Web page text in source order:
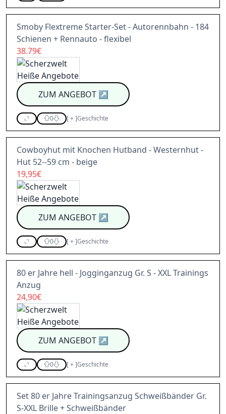
Smoby Flextreme Starter-Set - Autorennbahn - 184
Schienen + Rennauto - flexibel
38.79€
ZUM ANGEBOT↗
0 [+]Geschichte
Cowboyhut mit Knochen Hutband - Westernhut -
Hut 52--59 cm - beige
19,95€
ZUM ANGEBOT↗
0 [+]Geschichte
80 er Jahre hell - Jogginganzug Gr. S - XXL Trainings
Anzug
24,90€
ZUM ANGEBOT↗
0 [+]Geschichte
Set 80 er Jahre Trainingsanzug Schweißbänder Gr.
S-XXL Brille + Schweißbänder